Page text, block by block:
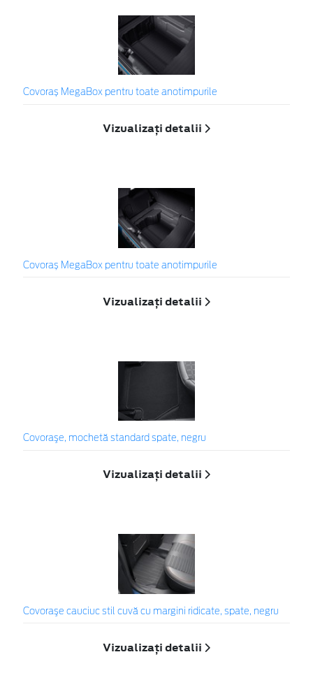
Covoraș MegaBox pentru toate anotimpurile
Vizualizați detalii
Covoraș MegaBox pentru toate anotimpurile
Vizualizați detalii
Covoraşe, mochetă standard spate, negru
Vizualizați detalii
Covoraşe cauciuc stil cuvă cu margini ridicate, spate, negru
Vizualizați detalii